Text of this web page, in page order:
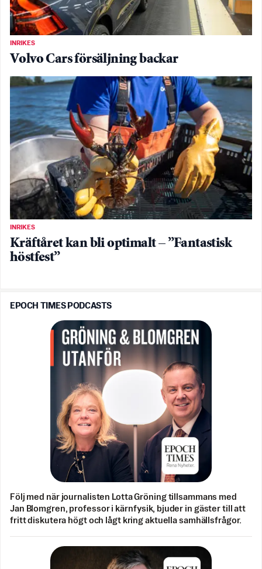
INRIKES
Volvo Cars försäljning backar
INRIKES
Kräftåret kan bli optimalt – ”Fantastisk
höstfest”
EPOCH TIMES PODCASTS
Följ med när journalisten Lotta Gröning tillsammans med
Jan Blomgren, professor i kärnfysik, bjuder in gäster till att
fritt diskutera högt och lågt kring aktuella samhällsfrågor.